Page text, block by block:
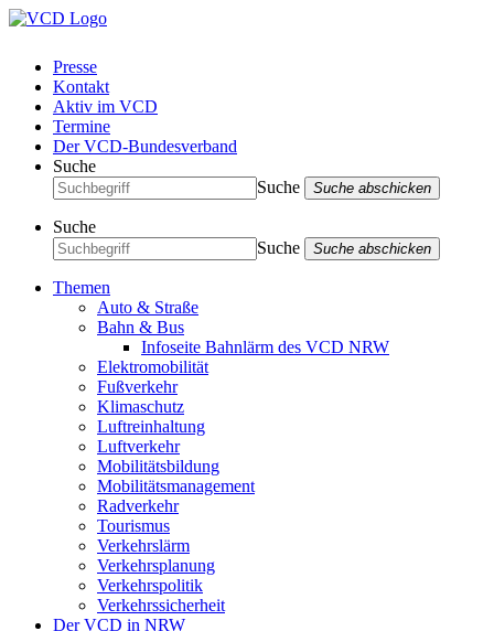
Presse
Kontakt
Aktiv im VCD
Termine
Der VCD-Bundesverband
Suche
Suche
Suche abschicken
Suche
Suche
Suche abschicken
Themen
Auto & Straße
Bahn & Bus
Infoseite Bahnlärm des VCD NRW
Elektromobilität
Fußverkehr
Klimaschutz
Luftreinhaltung
Luftverkehr
Mobilitätsbildung
Mobilitätsmanagement
Radverkehr
Tourismus
Verkehrslärm
Verkehrsplanung
Verkehrspolitik
Verkehrssicherheit
Der VCD in NRW